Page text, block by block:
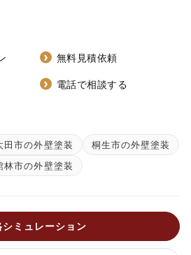
無料見積依頼
電話で相談する
田市の外壁塗装
桐生市の外壁塗装
林市の外壁塗装
シミュレーション